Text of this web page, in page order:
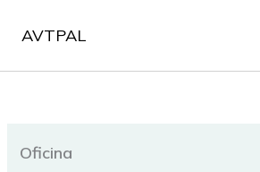
AVTPAL
Oficina